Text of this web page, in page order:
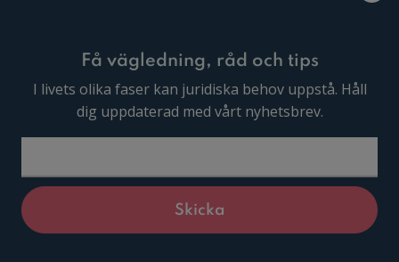
Få vägledning, råd och tips
I livets olika faser kan juridiska behov uppstå. Håll
dig uppdaterad med vårt nyhetsbrev.